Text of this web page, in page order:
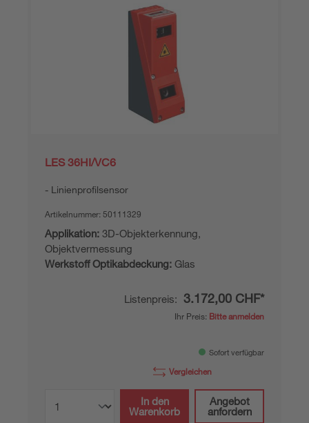
LES 36HI/VC6
Linienprofilsensor
Artikelnummer: 50111329
Applikation: 3D-Objekterkennung,
Objektvermessung
Werkstoff Optikabdeckung: Glas
Listenpreis: 3.172,00 CHF*
Ihr Preis: Bitte anmelden
Sofort verfügbar
Vergleichen
In den
Warenkorb
Angebot
anfordern